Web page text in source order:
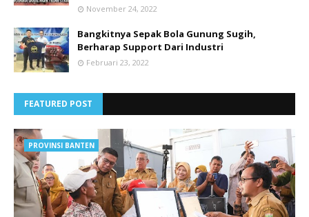
November 24, 2022
Bangkitnya Sepak Bola Gunung Sugih,
Berharap Support Dari Industri
Februari 23, 2022
FEATURED POST
PROVINSI BANTEN